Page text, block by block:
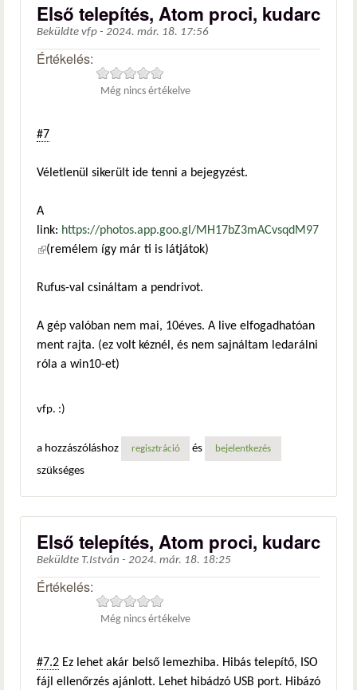
Első telepítés, Atom proci, kudarc
Beküldte vfp - 2024. már. 18. 17:56
Értékelés:
Még nincs értékelve
#7
Véletlenül sikerült ide tenni a bejegyzést.
A
link: https://photos.app.goo.gl/MH17bZ3mACvsqdM97
(külső hivatkozás)
(remélem így már ti is látjátok)
Rufus-val csináltam a pendrivot.
A gép valóban nem mai, 10éves. A live elfogadhatóan
ment rajta. (ez volt kéznél, és nem sajnáltam ledarálni
róla a win10-et)
vfp. :)
a hozzászóláshoz regisztráció és bejelentkezés
szükséges
Első telepítés, Atom proci, kudarc
Beküldte T.István - 2024. már. 18. 18:25
Értékelés:
Még nincs értékelve
#7.2 Ez lehet akár belső lemezhiba. Hibás telepítő, ISO
fájl ellenőrzés ajánlott. Lehet hibádzó USB port. Hibázó